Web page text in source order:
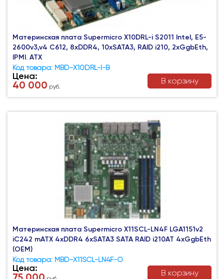
Материнская плата Supermicro X10DRL-i S2011 Intel, E5-
2600v3,v4 C612, 8xDDR4, 10xSATA3, RAID i210, 2хGgbEth,
IPMI. ATX
Код товара: MBD-X10DRL-I-B
Цена:
40 000 руб.
В корзину
Материнская плата Supermicro X11SCL-LN4F LGA1151v2
iC242 mATX 4xDDR4 6xSATA3 SATA RAID i210AT 4xGgbEth
(OEM)
Код товара: MBD-X11SCL-LN4F-O
Цена: В корзину